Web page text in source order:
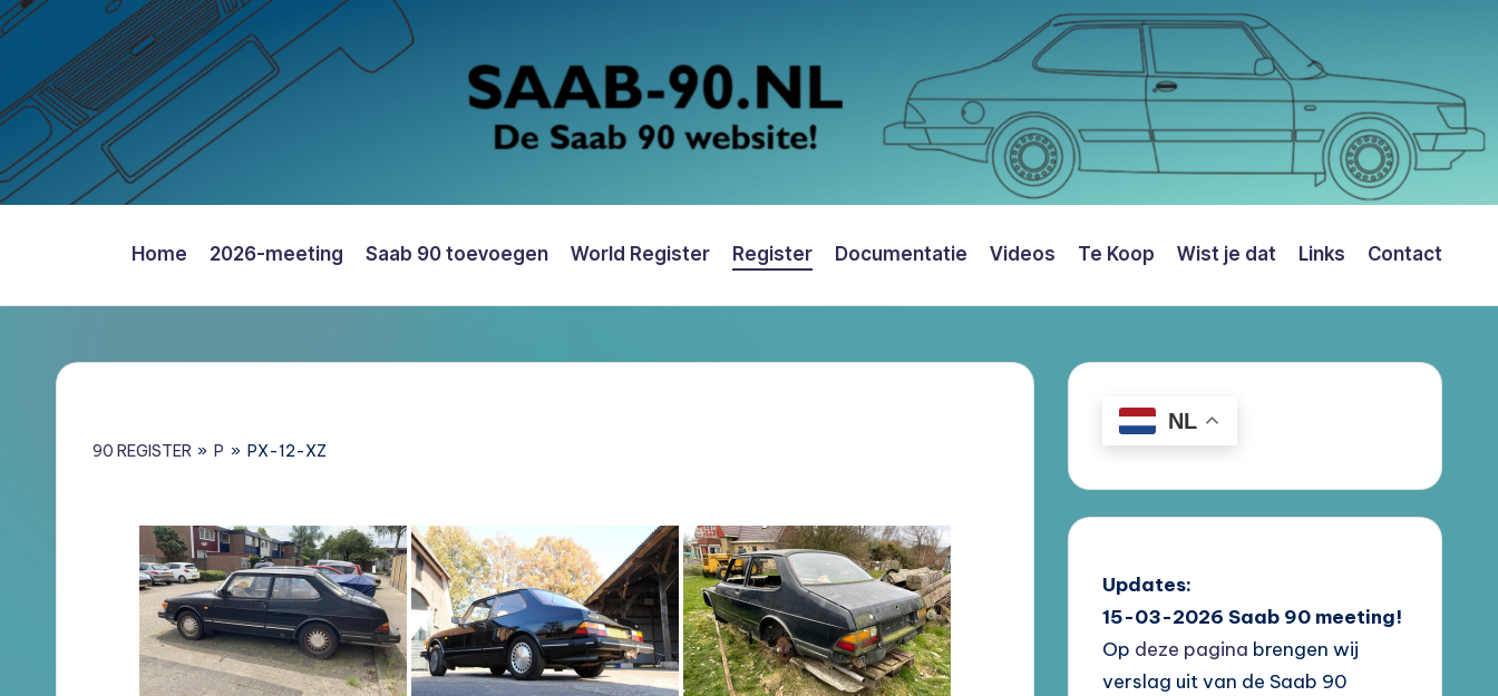
naar
de
inhoud
90
Nederland
Brochures
Home 2026-meeting Saab 90 toevoegen World Register Register Documentatie Videos Te Koop Wist je dat Links Contact
90 REGISTER » P » PX-12-XZ
NL
Updates:
15-03-2026 Saab 90 meeting!
Op deze pagina brengen wij
verslag uit van de Saab 90